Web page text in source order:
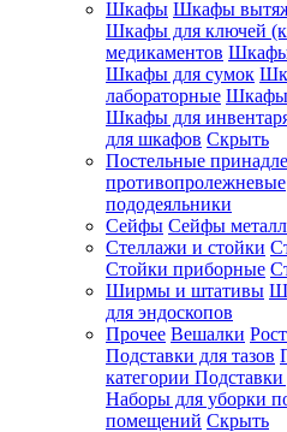
Шкафы Шкафы
Шкафы для ключей
медикаментов Шкафы
Шкафы для сумок
лабораторные Шкафы
Шкафы для
для шкафов Скрыть
Постельные
противопролежневые
пододеяльники
Сейфы Сейфы
Стеллажи и стойки
Стойки приборные
Ширмы и штативы
для эндоскопов
Прочее Вешалки
Подставки для тазов
категории Подставки
Наборы для уборки
помещений Скрыть